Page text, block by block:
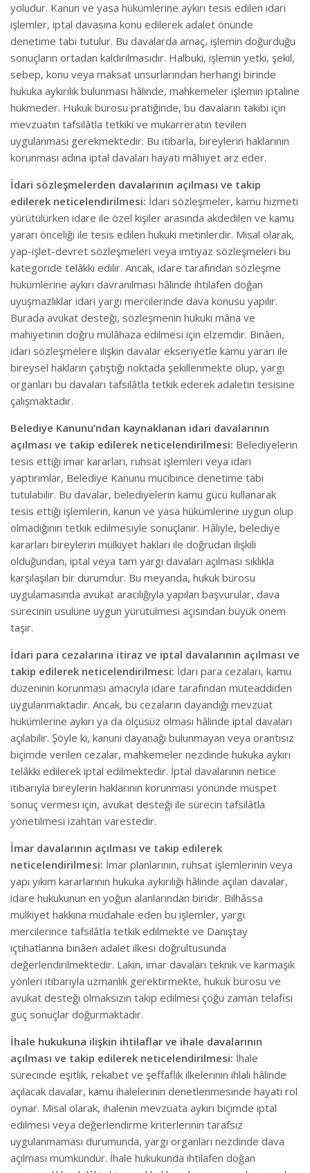
yoludur. Kanun ve yasa hükümlerine aykırı tesis edilen idari
işlemler, iptal davasına konu edilerek adalet önünde
denetime tabi tutulur. Bu davalarda amaç, işlemin doğurduğu
sonuçların ortadan kaldırılmasıdır. Halbuki, işlemin yetki, şekil,
sebep, konu veya maksat unsurlarından herhangi birinde
hukuka aykırılık bulunması hâlinde, mahkemeler işlemin iptaline
hükmeder. Hukuk bürosu pratiğinde, bu davaların takibi için
mevzuatın tafsilâtla tetkiki ve mukarreratın tevilen
uygulanması gerekmektedir. Bu itibarla, bireylerin haklarının
korunması adına iptal davaları hayati mâhiyet arz eder.
İdari sözleşmelerden davalarının açılması ve takip
edilerek neticelendirilmesi: İdari sözleşmeler, kamu hizmeti
yürütülürken idare ile özel kişiler arasında akdedilen ve kamu
yararı önceliği ile tesis edilen hukuki metinlerdir. Misal olarak,
yap-işlet-devret sözleşmeleri veya imtiyaz sözleşmeleri bu
kategoride telâkki edilir. Ancak, idare tarafından sözleşme
hükümlerine aykırı davranılması hâlinde ihtilafen doğan
uyuşmazlıklar idari yargı mercilerinde dava konusu yapılır.
Burada avukat desteği, sözleşmenin hukuki mâna ve
mahiyetinin doğru mülâhaza edilmesi için elzemdir. Binâen,
idari sözleşmelere ilişkin davalar ekseriyetle kamu yararı ile
bireysel hakların çatıştığı noktada şekillenmekte olup, yargı
organları bu davaları tafsilâtla tetkik ederek adaletin tesisine
çalışmaktadır.
Belediye Kanunu’ndan kaynaklanan idari davalarının
açılması ve takip edilerek neticelendirilmesi: Belediyelerin
tesis ettiği imar kararları, ruhsat işlemleri veya idari
yaptırımlar, Belediye Kanunu mucibince denetime tabi
tutulabilir. Bu davalar, belediyelerin kamu gücü kullanarak
tesis ettiği işlemlerin, kanun ve yasa hükümlerine uygun olup
olmadığının tetkik edilmesiyle sonuçlanır. Hâliyle, belediye
kararları bireylerin mülkiyet hakları ile doğrudan ilişkili
olduğundan, iptal veya tam yargı davaları açılması sıklıkla
karşılaşılan bir durumdur. Bu meyanda, hukuk bürosu
uygulamasında avukat aracılığıyla yapılan başvurular, dava
sürecinin usulüne uygun yürütülmesi açısından büyük önem
taşır.
İdari para cezalarına itiraz ve iptal davalarının açılması ve
takip edilerek neticelendirilmesi: İdari para cezaları, kamu
düzeninin korunması amacıyla idare tarafından müteaddiden
uygulanmaktadır. Ancak, bu cezaların dayandığı mevzuat
hükümlerine aykırı ya da ölçüsüz olması hâlinde iptal davaları
açılabilir. Şöyle ki, kanuni dayanağı bulunmayan veya orantısız
biçimde verilen cezalar, mahkemeler nezdinde hukuka aykırı
telâkki edilerek iptal edilmektedir. İptal davalarının netice
itibarıyla bireylerin haklarının korunması yönünde müspet
sonuç vermesi için, avukat desteği ile sürecin tafsilâtla
yönetilmesi izahtan varestedir.
İmar davalarının açılması ve takip edilerek
neticelendirilmesi: İmar planlarının, ruhsat işlemlerinin veya
yapı yıkım kararlarının hukuka aykırılığı hâlinde açılan davalar,
idare hukukunun en yoğun alanlarından biridir. Bilhâssa
mülkiyet hakkına müdahale eden bu işlemler, yargı
mercilerince tafsilâtla tetkik edilmekte ve Danıştay
içtihatlarına binâen adalet ilkesi doğrultusunda
değerlendirilmektedir. Lakin, imar davaları teknik ve karmaşık
yönleri itibarıyla uzmanlık gerektirmekte, hukuk bürosu ve
avukat desteği olmaksızın takip edilmesi çoğu zaman telafisi
güç sonuçlar doğurmaktadır.
İhale hukukuna ilişkin ihtilaflar ve ihale davalarının
açılması ve takip edilerek neticelendirilmesi: İhale
sürecinde eşitlik, rekabet ve şeffaflık ilkelerinin ihlali hâlinde
açılacak davalar, kamu ihalelerinin denetlenmesinde hayati rol
oynar. Misal olarak, ihalenin mevzuata aykırı biçimde iptal
edilmesi veya değerlendirme kriterlerinin tarafsız
uygulanmaması durumunda, yargı organları nezdinde dava
açılması mümkündür. İhale hukukunda ihtilafen doğan